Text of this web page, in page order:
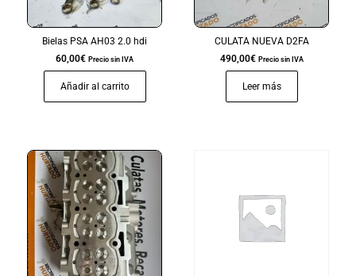
Bielas PSA AH03 2.0 hdi
60,00€ Precio sin IVA
Añadir al carrito
CULATA NUEVA D2FA
490,00€ Precio sin IVA
Leer más